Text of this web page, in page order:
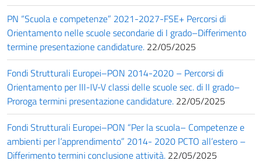
PN “Scuola e competenze” 2021-2027-FSE+ Percorsi di
Orientamento nelle scuole secondarie di I grado–Differimento
termine presentazione candidature. 22/05/2025
Fondi Strutturali Europei–PON 2014-2020 – Percorsi di
Orientamento per III-IV-V classi delle scuole sec. di II grado–
Proroga termini presentazione candidature. 22/05/2025
Fondi Strutturali Europei–PON “Per la scuola– Competenze e
ambienti per l’apprendimento” 2014- 2020 PCTO all’estero –
Differimento termini conclusione attività. 22/05/2025